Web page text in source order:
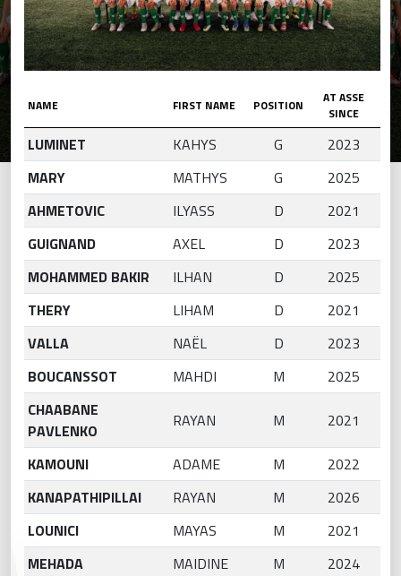
NAME FIRST NAME POSITION
AT ASSE
SINCE
LUMINET KAHYS G
2023
MARY
MATHYS G
2025
AHMETOVIC
ILYASS D
2021
GUIGNAND
AXEL D
2023
MOHAMMED BAKIR
ILHAN D
2025
THERY
LIHAM D
2021
VALLA
NAËL D
2023
BOUCANSSOT
MAHDI M
2025
CHAABANE
PAVLENKO
RAYAN M 2021
KAMOUNI ADAME M
2022
KANAPATHIPILLAI
RAYAN M
2026
LOUNICI
MAYAS M
2021
MEHADA
MAIDINE M
2024